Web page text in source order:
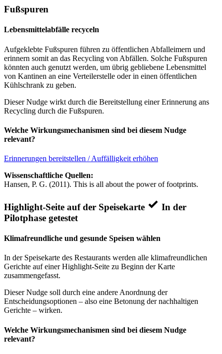
Fußspuren
Lebensmittelabfälle recyceln
Aufgeklebte Fußspuren führen zu öffentlichen Abfalleimern und
erinnern somit an das Recycling von Abfällen. Solche Fußspuren
könnten auch genutzt werden, um übrig gebliebene Lebensmittel
von Kantinen an eine Verteilerstelle oder in einen öffentlichen
Kühlschrank zu geben.
Dieser Nudge wirkt durch die Bereitstellung einer Erinnerung ans
Recycling durch die Fußspuren.
Welche Wirkungsmechanismen sind bei diesem Nudge
relevant?
Erinnerungen bereitstellen / Auffälligkeit erhöhen
Wissenschaftliche Quellen:
Hansen, P. G. (2011). This is all about the power of footprints.
Highlight-Seite auf der Speisekarte
In der
Pilotphase getestet
Klimafreundliche und gesunde Speisen wählen
In der Speisekarte des Restaurants werden alle klimafreundlichen
Gerichte auf einer Highlight-Seite zu Beginn der Karte
zusammengefasst.
Dieser Nudge soll durch eine andere Anordnung der
Entscheidungsoptionen – also eine Betonung der nachhaltigen
Gerichte – wirken.
Welche Wirkungsmechanismen sind bei diesem Nudge
relevant?